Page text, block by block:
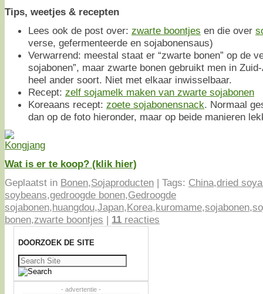
Tips, weetjes & recepten
Lees ook de post over: zwarte boontjes en die over
verse, gefermenteerde en sojabonensaus)
Verwarrend: meestal staat er “zwarte bonen” op de
sojabonen”, maar zwarte bonen gebruikt men in
heel ander soort. Niet met elkaar inwisselbaar.
Recept: zelf sojamelk maken van zwarte sojabonen
Koreaans recept: zoete sojabonensnack. Normaal
dan op de foto hieronder, maar op beide manieren
Wat is er te koop? (klik hier)
Geplaatst in Bonen,Sojaproducten | Tags: China,dried
soybeans,gedroogde bonen,Gedroogde
sojabonen,huangdou,Japan,Korea,kuromame,sojabonen,
bonen,zwarte boontjes | 11 reacties
DOORZOEK DE SITE
Zoeken
naar:
- advertentie -